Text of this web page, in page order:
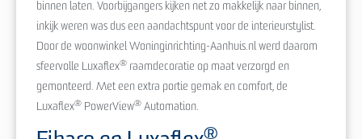
binnen laten. Voorbijgangers kijken net zo makkelijk naar binnen,
inkijk weren was dus een aandachtspunt voor de interieurstylist.
Door de woonwinkel Woninginrichting-Aanhuis.nl werd daarom
sfeervolle Luxaflex® raamdecoratie op maat verzorgd en
gemonteerd. Met een extra portie gemak en comfort, de
Luxaflex® PowerView® Automation.
®